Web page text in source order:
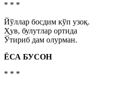
* * *
Йўллар босдим кўп узоқ.
Ҳув, булутлар ортида
Ўтириб дам олурман.
ЁСА БУСОН
* * *